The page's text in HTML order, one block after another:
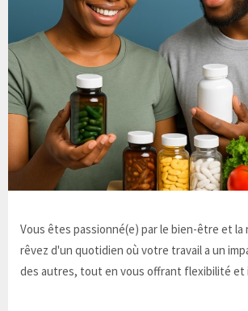
Vous êtes passionné(e) par le bien-être et la
rêvez d'un quotidien où votre travail a un
des autres, tout en vous offrant flexibilité et